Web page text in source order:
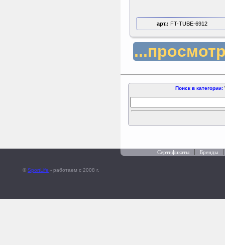
арт.: FT-TUBE-6912
Поиск в категории:
© SportLife - работаем c 2008 г.
Сертификаты Бренды